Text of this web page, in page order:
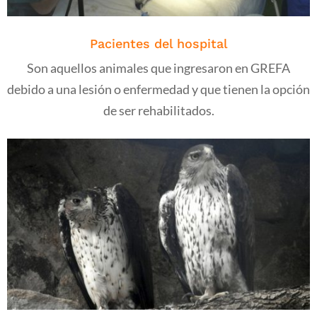
Pacientes del hospital
Son aquellos animales que ingresaron en GREFA
debido a una lesión o enfermedad y que tienen la opción
de ser rehabilitados.